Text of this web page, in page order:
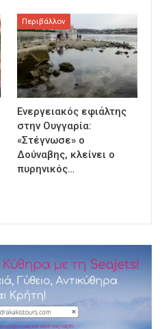
Περιβάλλον
Ενεργειακός εφιάλτης
στην Ουγγαρία:
«Στέγνωσε» ο
Δούναβης, κλείνει ο
πυρηνικός…